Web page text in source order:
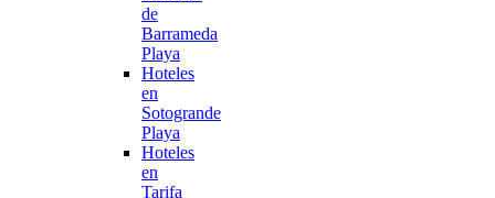
de
Barrameda
Playa
Hoteles
en
Sotogrande
Playa
Hoteles
en
Tarifa